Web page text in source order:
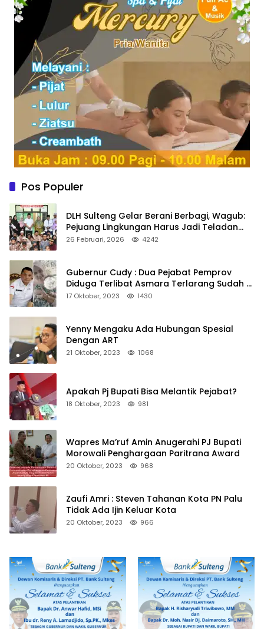
Pos Populer
DLH Sulteng Gelar Berani Berbagi, Wagub:
Pejuang Lingkungan Harus Jadi Teladan
Kepedulian
26 Februari, 2026 4242
Gubernur Cudy : Dua Pejabat Pemprov
Diduga Terlibat Asmara Terlarang Sudah di
Non Job
17 Oktober, 2023 1430
Yenny Mengaku Ada Hubungan Spesial
Dengan ART
21 Oktober, 2023 1068
Apakah Pj Bupati Bisa Melantik Pejabat?
18 Oktober, 2023 981
Wapres Ma’ruf Amin Anugerahi PJ Bupati
Morowali Penghargaan Paritrana Award
20 Oktober, 2023 968
Zaufi Amri : Steven Tahanan Kota PN Palu
Tidak Ada Ijin Keluar Kota
20 Oktober, 2023 966